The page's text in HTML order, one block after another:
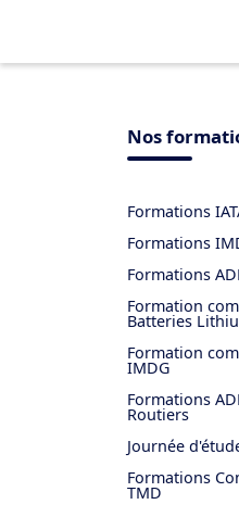
Nos
Formations
Formations
Formations
Formation
Batteries
Formation
IMDG
Formations
Routiers
​Journée
Formations
TMD